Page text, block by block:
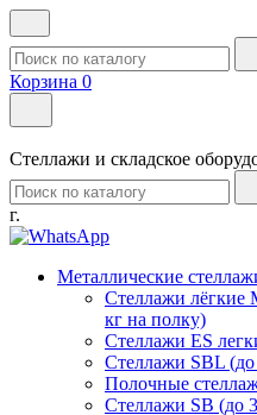
Корзина 0
Стеллажи и складское
г.
Металлические
Стеллажи лёгкие
кг на полку)
Стеллажи ES
Стеллажи SBL
Полочные
Стеллажи SB (до